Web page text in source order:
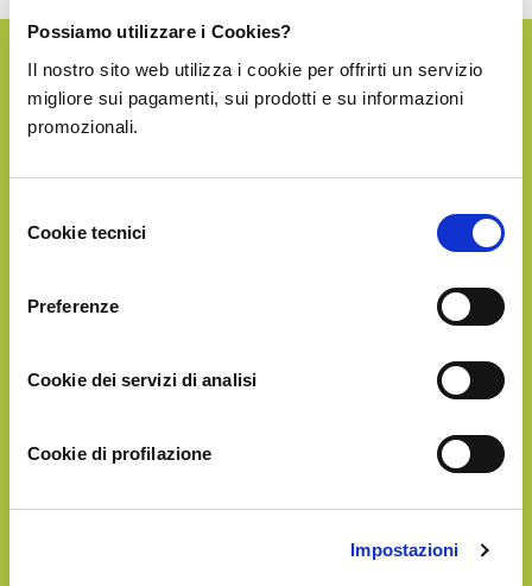
Possiamo utilizzare i Cookies?
Il nostro sito web utilizza i cookie per offrirti un servizio
migliore sui pagamenti, sui prodotti e su informazioni
promozionali.
delCookie tecnici
Preferenze
Cookie dei servizi di analisi
Cookie di profilazione
Impostazioni
SILVER